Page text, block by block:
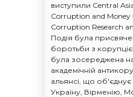
виступили Central
Corruption and Money
Corruption Research
Подія була
боротьби з
була зосереджена на
академічній
альянсі, що об'єднує
Україну, Вірменію,